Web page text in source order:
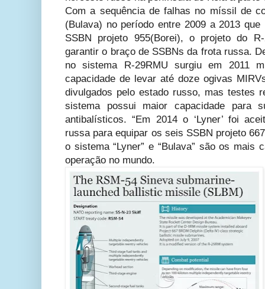
Com a sequência de falhas no míssil de
(Bulava) no período entre 2009 a 2013
SSBN projeto 955(Borei), o projeto do
garantir o braço de SSBNs da frota russa.
no sistema R-29RMU surgiu em 2011
capacidade de levar até doze ogivas
divulgados pelo estado russo, mas testes
sistema possui maior capacidade para
antibalísticos. “Em 2014 o ‘Lyner’ foi
russa para equipar os seis SSBN projeto
o sistema “Lyner” e “Bulava” são os mais
operação no mundo.